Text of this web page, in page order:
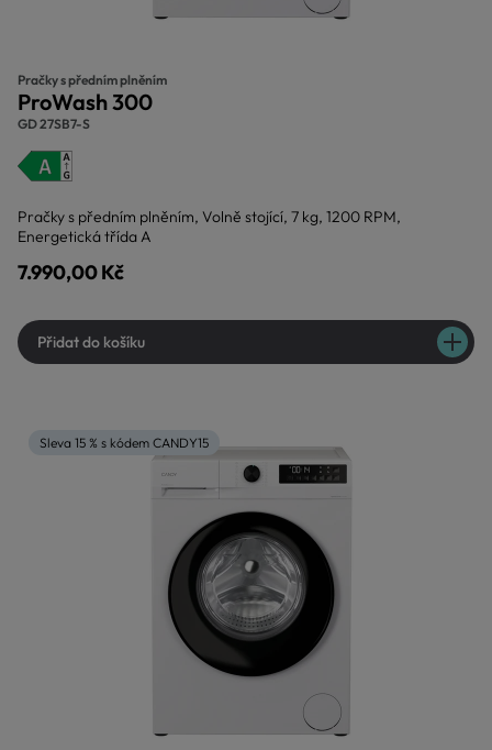
Pračky s předním plněním
ProWash 300
GD 27SB7-S
Pračky s předním plněním, Volně stojící, 7 kg, 1200 RPM,
Energetická třída A
7.990,00 Kč
Přidat do košíku
Sleva 15 % s kódem CANDY15